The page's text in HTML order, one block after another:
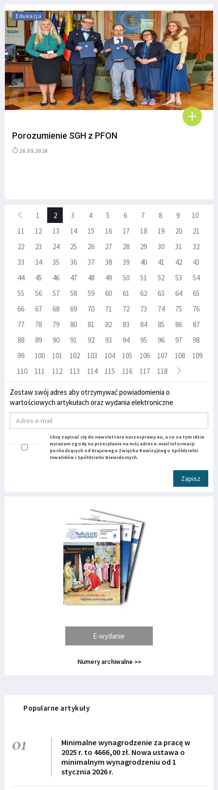
Edukacja
Porozumienie SGH z PFON
16.05.2026
1 2 3 4 5 6 7 8 9
10
11
12 13 14 15 16 17 18 19 20
21
22
23 24 25 26 27 28 29 30 31
32
33
34 35 36 37 38 39 40 41 42
43
44
45 46 47 48 49 50 51 52 53
54
55
56 57 58 59 60 61 62 63 64
65
66
67 68 69 70 71 72 73 74 75
76
77
78 79 80 81 82 83 84 85 86
87
88
89 90 91 92 93 94 95 96 97
98
99
100 101 102 103 104 105 106 107 108
109
110
111 112 113 114 115 116 117 118
Zostaw swój adres aby otrzymywać powiadomienia o
wartościowych artykułach oraz wydania elektroniczne
Chcę zapisać się do newslettera naszesprawy.eu, a co za tym idzie
wyrażam zgodę na przesyłanie na mój adres e-mail informacji
pochodzących od Krajowego Związku Rewizyjnego Spółdzielni
Inwalidów i Spółdzielni Niewidomych.
Zapisz
E-wydanie
Numery archiwalne >>
Popularne artykuły
01
Minimalne wynagrodzenie za pracę w
2025 r. to 4666,00 zł. Nowa ustawa o
minimalnym wynagrodzeniu od 1
stycznia 2026 r.